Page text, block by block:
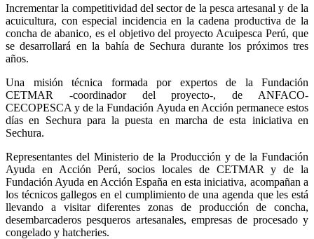
Incrementar la competitividad del sector de la pesca artesanal y de la
acuicultura, con especial incidencia en la cadena productiva de la
concha de abanico, es el objetivo del proyecto Acuipesca Perú, que
se desarrollará en la bahía de Sechura durante los próximos tres
años.
Una misión técnica formada por expertos de la Fundación
CETMAR -coordinador del proyecto-, de ANFACO-
CECOPESCA y de la Fundación Ayuda en Acción permanece estos
días en Sechura para la puesta en marcha de esta iniciativa en
Sechura.
Representantes del Ministerio de la Producción y de la Fundación
Ayuda en Acción Perú, socios locales de CETMAR y de la
Fundación Ayuda en Acción España en esta iniciativa, acompañan a
los técnicos gallegos en el cumplimiento de una agenda que les está
llevando a visitar diferentes zonas de producción de concha,
desembarcaderos pesqueros artesanales, empresas de procesado y
congelado y hatcheries.